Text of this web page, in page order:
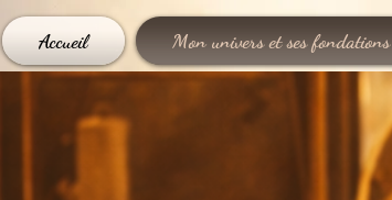
Accueil Mon univers et ses fondations